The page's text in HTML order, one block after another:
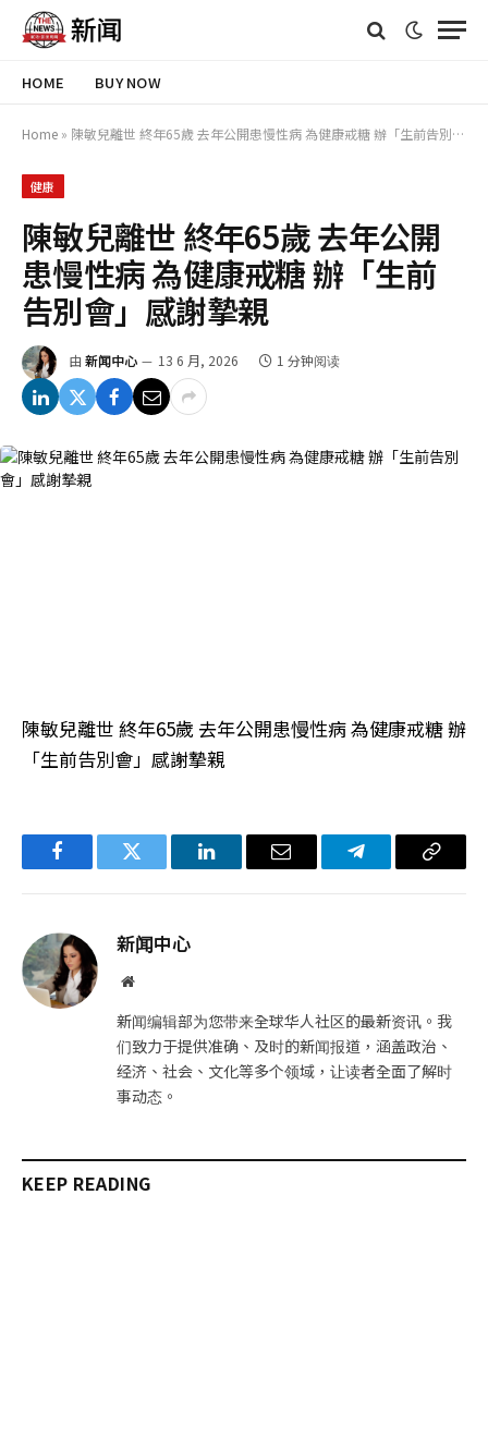
HOME BUY NOW
Home » 陳敏兒離世 終年65歲 去年公開患慢性病 為健康戒糖 辦「生前告別會」感謝摯親
健康
陳敏兒離世 終年65歲 去年公開
患慢性病 為健康戒糖 辦「生前
告別會」感謝摯親
由 新闻中心 13 6 月, 2026 1 分钟阅读
陳敏兒離世 終年65歲 去年公開患慢性病 為健康戒糖 辦
「生前告別會」感謝摯親
FacebookTwitter LinkedIn电
Telegram复
新闻中心
网
新闻编辑部为您带来全球华人社区的最新资讯。我
们致力于提供准确、及时的新闻报道，涵盖政治、
经济、社会、文化等多个领域，让读者全面了解时
事动态。
KEEP READING